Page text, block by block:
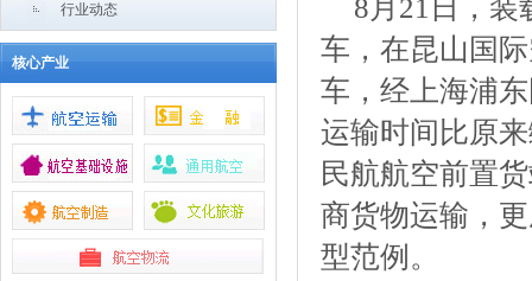
行业动态
核心产业
8月21日，装
车，在昆山国
车，经上海浦
运输时间比原
民航航空前置
商货物运输，
型范例。